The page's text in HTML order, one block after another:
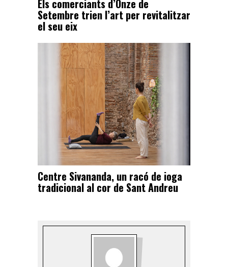
Els comerciants d’Onze de
Setembre trien l’art per revitalitzar
el seu eix
Centre Sivananda, un racó de ioga
tradicional al cor de Sant Andreu